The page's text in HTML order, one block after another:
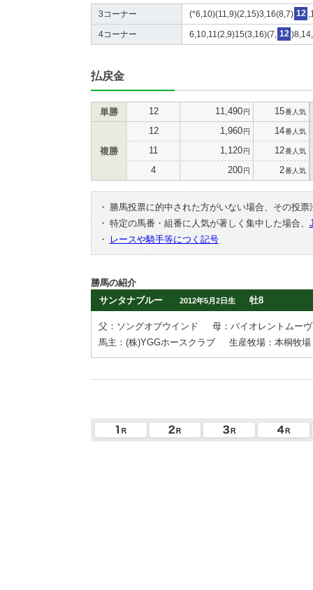
3コーナー (*6,10)(11,9)(2,15)3,16(8,7) 12
4コーナー 6,10,11(2,9)15(3,16)(7, 12
払戻金
単勝 12 11,490円 15番人気
複勝
12 1,960円 14番人気
11 1,120円 12番人気
4 200円 2番人気
・
勝馬投票に的中された方がいない場合、その投
・ 特定の馬番・組番に人気が著しく集中した場合、
・
レースや騎手等につく記号
勝馬の紹介
サンタナブルー
2012年5月2日生 牡8
父：ソングオブウインド
母：バイオレントムーヴ
馬主：(株)YGGホースクラブ
生産牧場：本桐牧場